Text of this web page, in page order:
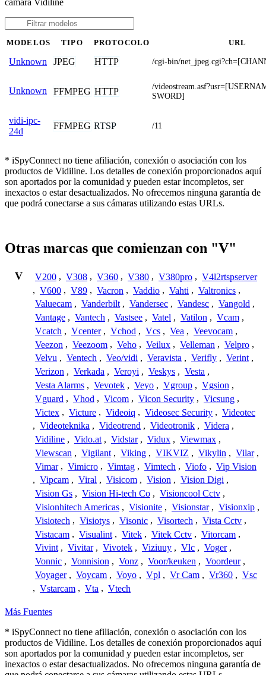
MODELOS TIPO PROTOCOLO URL
Unknown JPEG HTTP /cgi-bin/
Unknown FFMPEG HTTP
/
SWORD]
vidi-ipc-
24d
FFMPEG RTSP /11
* iSpyConnect no tiene afiliación, conexión o asociación con los
productos de Vidiline. Los detalles de conexión proporcionados aquí
son aportados por la comunidad y pueden estar incompletos, ser
inexactos o estar desactualizados. No ofrecemos ninguna garantía de
que podrá conectarse a sus cámaras utilizando estas URLs.
Otras marcas que comienzan con "V"
V V200 , V308 , V360 , V380 , V380pro , V4l2rtspserver
, V600 , V89 , Vacron , Vaddio , Vahti , Valtronics ,
Valuecam , Vanderbilt , Vandersec , Vandesc , Vangold ,
Vantage , Vantech , Vastsee , Vatel , Vatilon , Vcam ,
Vcatch , Vcenter , Vchod , Vcs , Vea , Veevocam ,
Veezon , Veezoom , Veho , Veilux , Velleman , Velpro ,
Velvu , Ventech , Veo/vidi , Veravista , Verifly , Verint ,
Verizon , Verkada , Veroyi , Veskys , Vesta ,
Vesta Alarms , Vevotek , Veyo , Vgroup , Vgsion ,
Vguard , Vhod , Vicom , Vicon Security , Vicsung ,
Victex , Victure , Videoiq , Videosec Security , Videotec
, Videoteknika , Videotrend , Videotronik , Videra ,
Vidiline , Vido.at , Vidstar , Vidux , Viewmax ,
Viewscan , Vigilant , Viking , VIKVIZ , Vikylin , Vilar ,
Vimar , Vimicro , Vimtag , Vimtech , Viofo , Vip Vision
, Vipcam , Viral , Visicom , Vision , Vision Digi ,
Vision Gs , Vision Hi-tech Co , Visioncool Cctv ,
Visionhitech Americas , Visionite , Visionstar , Visionxip ,
Visiotech , Visiotys , Visonic , Visortech , Vista Cctv ,
Vistacam , Visualint , Vitek , Vitek Cctv , Vitorcam ,
Vivint , Vivitar , Vivotek , Viziuuy , Vlc , Voger ,
Vonnic , Vonnision , Vonz , Voor/keuken , Voordeur ,
Voyager , Voycam , Voyo , Vpl , Vr Cam , Vr360 , Vsc
, Vstarcam , Vta , Vtech
Más Fuentes
* iSpyConnect no tiene afiliación, conexión o asociación con los
productos de Vidiline. Los detalles de conexión proporcionados aquí
son aportados por la comunidad y pueden estar incompletos, ser
inexactos o estar desactualizados. No ofrecemos ninguna garantía de